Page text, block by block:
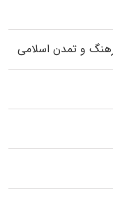
و تمدن اسلامی